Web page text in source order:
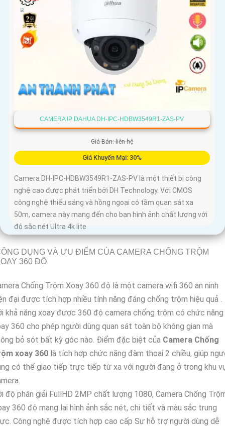
CAMERA IP DAHUA DH-IPC-HDBW3549R1-ZAS-PV
Giá Bán: liên hệ
Giá Khuyến Mại: 30%
Camera DH-IPC-HDBW3549R1-ZAS-PV là một thiết bị công
nghệ cao được phát triển bởi DH Technology. Với CMOS
công nghệ thiếu sáng và hồng ngoại có tầm quan sát xa
50m, camera này mang đến cho bạn hình ảnh chất lượng với
độ sắc nét Ultra 4k lite
DỤNG VÀ ƯU ĐIỂM CỦA CAMERA CHỐNG TRỘM
360 ĐỘ
Chống Trộm Xoay 360 độ là một camera wifi 360 an ninh
đại được tích hợp nhiều tính năng đáng chống trộm hiệu quả .
khả năng xoay được 360 độ camera chống trộm có chức năng
360 cho phép người dùng quan sát toàn bộ không gian mà
bỏ sót bất kỳ góc nào. Điểm đặc biệt của Camera Chống
xoay 360 là tích hợp chức năng đàm thoại 2 chiều, giúp
có thể giao tiếp trực tiếp từ xa với người đang ở trong khu
độ phân giải FullHD 2MP chất lượng 1080, Camera Chống
360 độ mang lại hình ảnh sắc nét, chi tiết và màu sắc trung
Công nghệ được tích hợp cao cấp Sự hỗ trợ người dùng dễ